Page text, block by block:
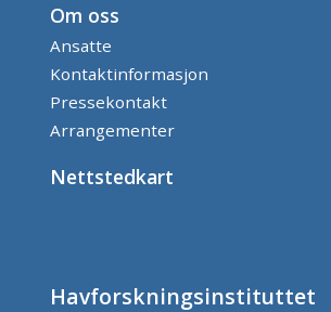
Om oss
Ansatte
Kontaktinformasjon
Pressekontakt
Arrangementer
Nettstedkart
Havforskningsinstituttet